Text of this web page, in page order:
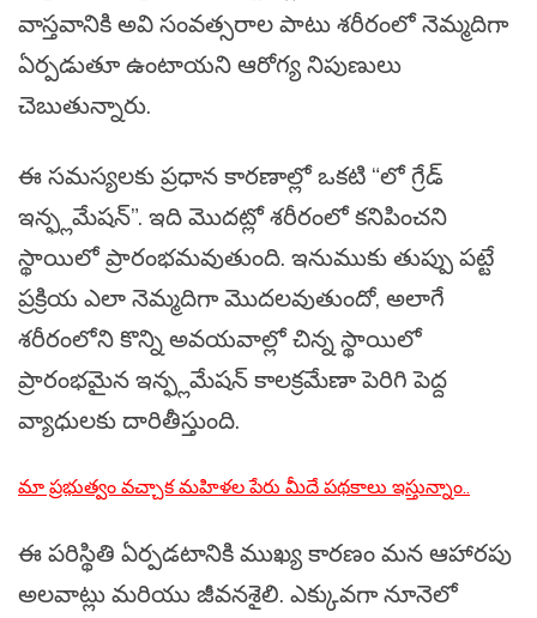
వాస్తవానికి అవి సంవత్సరాల పాటు శరీరంలో నెమ్మదిగా
ఏర్పడుతూ ఉంటాయని ఆరోగ్య నిపుణులు
చెబుతున్నారు.
ఈ సమస్యలకు ప్రధాన కారణాల్లో ఒకటి “లో గ్రేడ్
ఇన్ఫ్లమేషన్”. ఇది మొదట్లో శరీరంలో కనిపించని
స్థాయిలో ప్రారంభమవుతుంది. ఇనుముకు తుప్పు పట్టే
ప్రక్రియ ఎలా నెమ్మదిగా మొదలవుతుందో, అలాగే
శరీరంలోని కొన్ని అవయవాల్లో చిన్న స్థాయిలో
ప్రారంభమైన ఇన్ఫ్లమేషన్ కాలక్రమేణా పెరిగి పెద్ద
వ్యాధులకు దారితీస్తుంది.
మా ప్రభుత్వం వచ్చాక మహిళల పేరు మీదే పథకాలు ఇస్తున్నాం..
ఈ పరిస్థితి ఏర్పడటానికి ముఖ్య కారణం మన ఆహారపు
అలవాట్లు మరియు జీవనశైలి. ఎక్కువగా నూనెలో